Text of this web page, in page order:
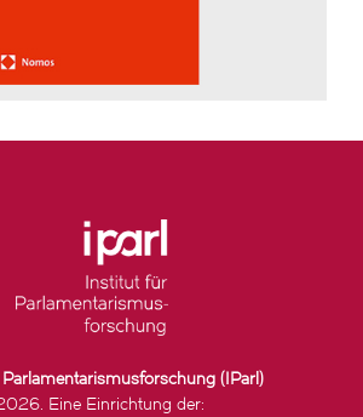
Parlamentarismusforschung (IParl)
Eine Einrichtung der: